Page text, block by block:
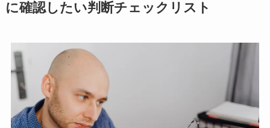
に確認したい判断チェックリスト